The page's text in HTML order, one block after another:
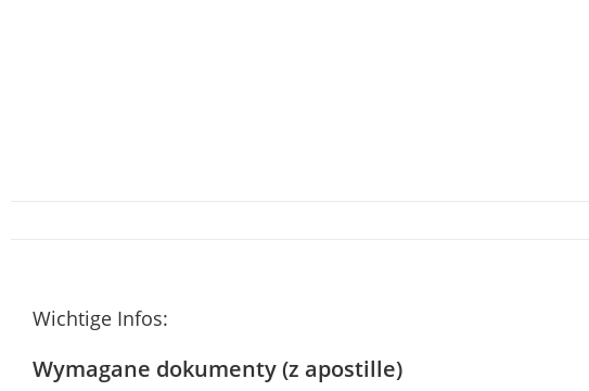
Wichtige Infos:
Wymagane dokumenty (z apostille)